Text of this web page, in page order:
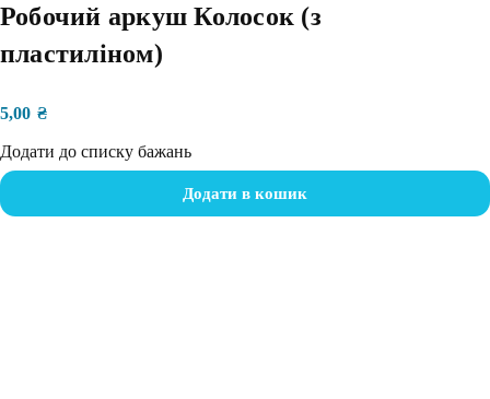
Робочий аркуш Колосок (з
пластиліном)
5,00 ₴
Додати до списку бажань
Додати в кошик